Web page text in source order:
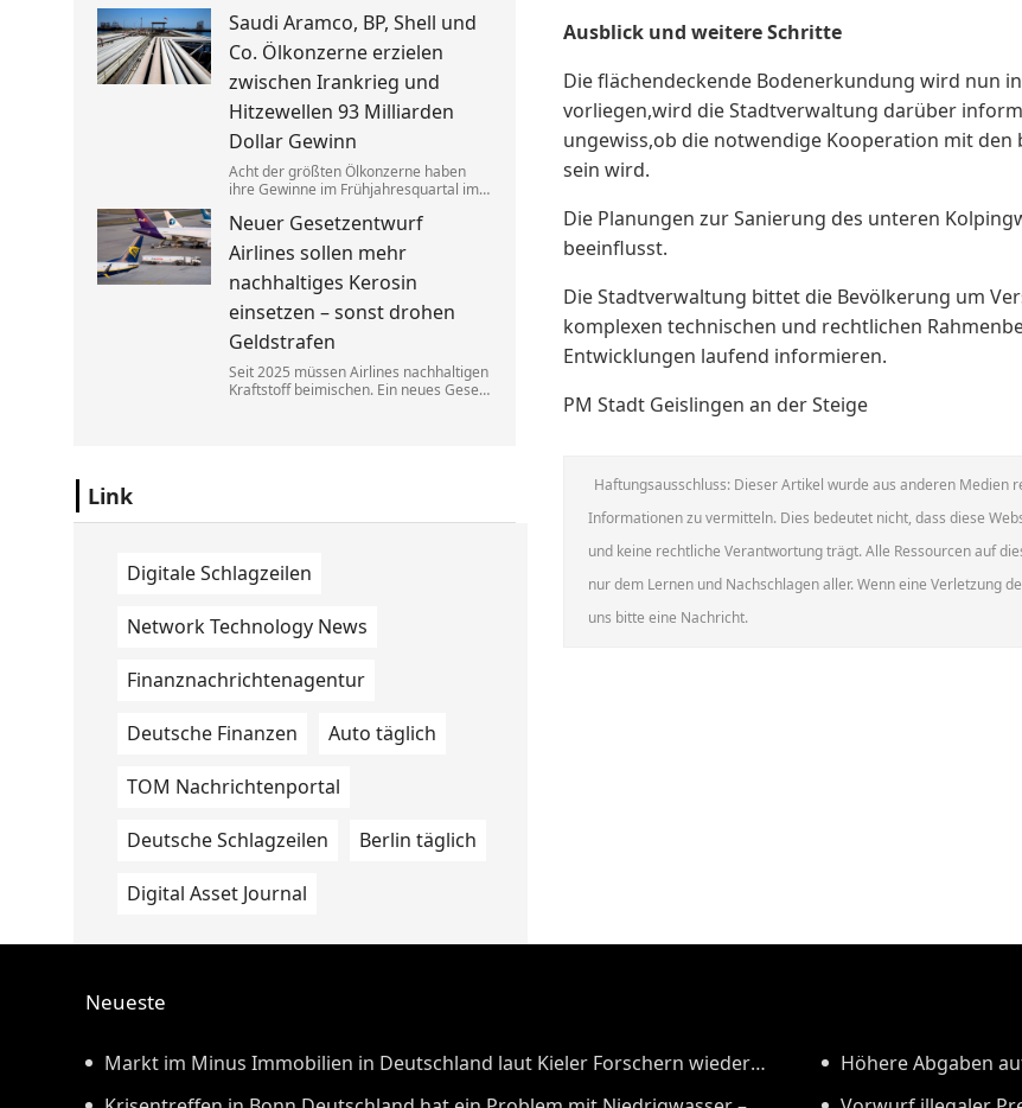
Gelder wurden festgesetzt, die Erträge
aus den Zinsen sollen jetzt Kyjiw
zugutekommen.
Saudi Aramco, BP, Shell und
Co. Ölkonzerne erzielen
zwischen Irankrieg und
Hitzewellen 93 Milliarden
Dollar Gewinn
Acht der größten Ölkonzerne haben
ihre Gewinne im Frühjahresquartal im
Die neuen Zahlen heizen die Debatte
über eine Übergewinnsteuer an.
Neuer Gesetzentwurf
Airlines sollen mehr
nachhaltiges Kerosin
einsetzen – sonst drohen
Geldstrafen
Seit 2025 müssen Airlines nachhaltigen
Kraftstoff beimischen. Ein neues Gesetz
Link
Digitale Schlagzeilen
Network Technology News
Finanznachrichtenagentur
Deutsche Finanzen Auto täglich
TOM Nachrichtenportal
Deutsche Schlagzeilen Berlin täglich
Digital Asset Journal
Ausblick und weitere Schritte
Die flächendeckende Bodenerkundung wird nun
vorliegen,wird die Stadtverwaltung darüber
ungewiss,ob die notwendige Kooperation mit
sein wird.
Die Planungen zur Sanierung des unteren
beeinflusst.
Die Stadtverwaltung bittet die Bevölkerung um
komplexen technischen und rechtlichen
Entwicklungen laufend informieren.
PM Stadt Geislingen an der Steige
Haftungsausschluss: Dieser Artikel wurde aus anderen
Informationen zu vermitteln. Dies bedeutet nicht, dass diese
und keine rechtliche Verantwortung trägt. Alle Ressourcen auf
nur dem Lernen und Nachschlagen aller. Wenn eine Verletzung
uns bitte eine Nachricht.
Neueste
Markt im Minus Immobilien in Deutschland laut Kieler Forschern wieder
Höhere Abgaben